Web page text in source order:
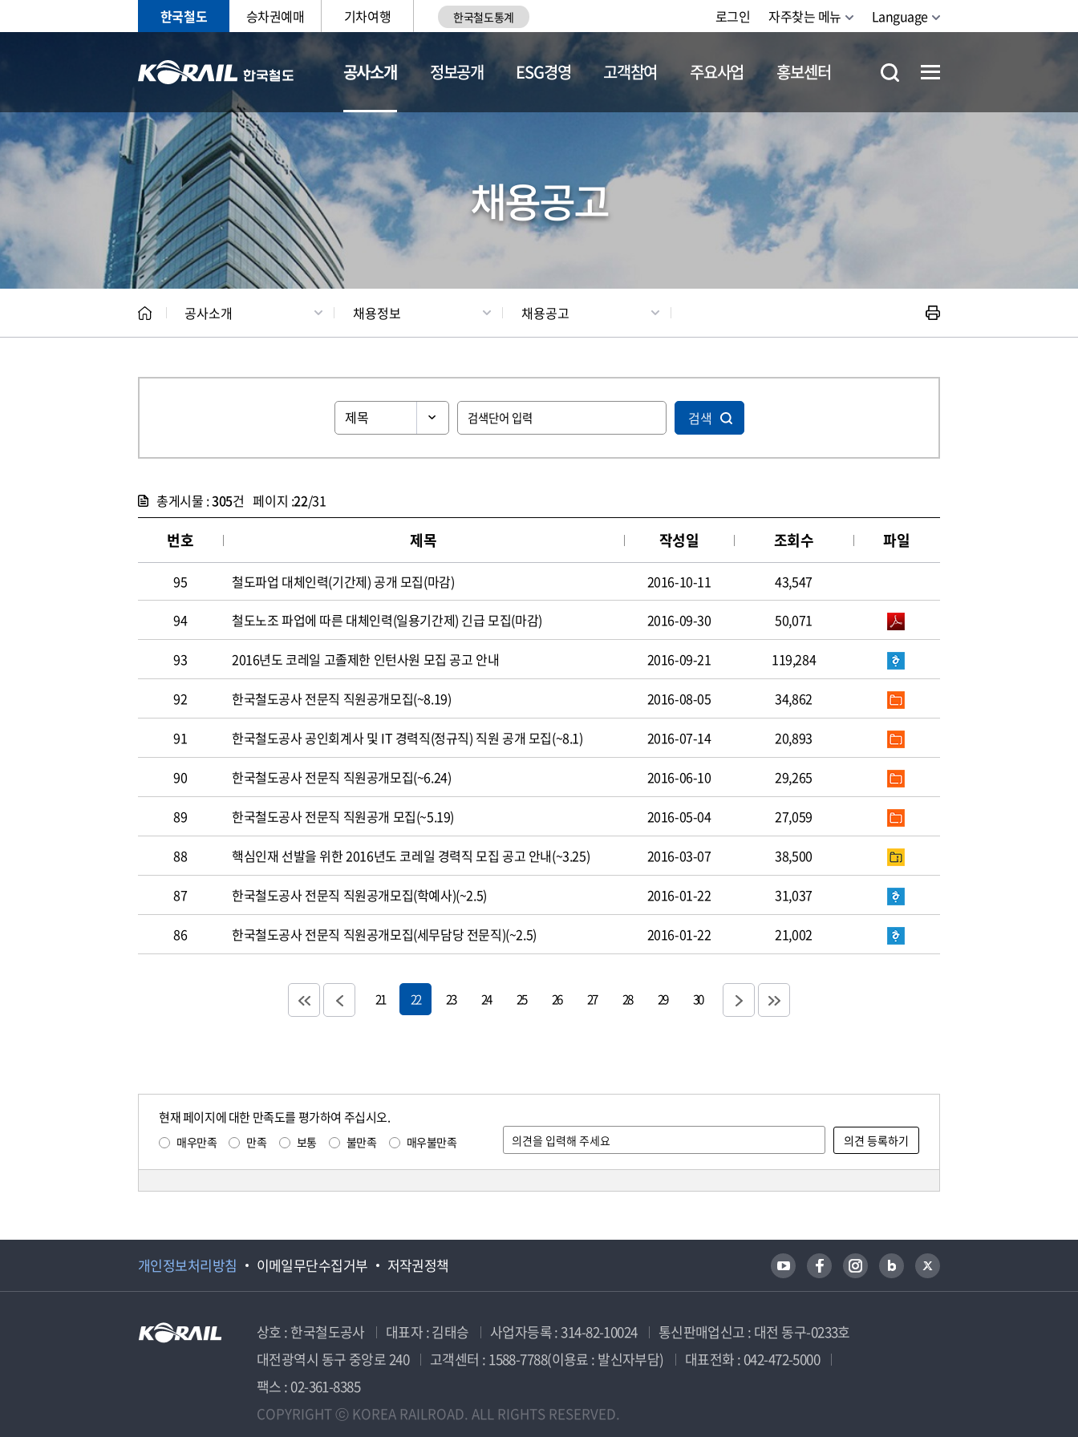
한국철도 승차권예매 기차여행 한국철도통계 로그인 자주찾는 메뉴 Language
공사소개
CEO 일반현황 채용정보
정보공개 ESG경영 고객참여 주요사업 홍보센터
채용공고
공사소개 채용정보 채용공고
검색
총게시물 :305건 페이지 :22/31
번호 제목 작성일 조회수 파일
95 철도파업 대체인력(기간제) 공개 모집(마감) 2016-10-11
43,547
94
철도노조 파업에 따른 대체인력(일용기간제) 긴급 모집(마감) 2016-09-30 50,071
93 2016년도 코레일 고졸제한 인턴사원 모집 공고 안내 2016-09-21 119,284
92 한국철도공사 전문직 직원공개모집(~8.19) 2016-08-05 34,862
91 한국철도공사 공인회계사 및 IT 경력직(정규직) 직원 공개 모집(~8.1) 2016-07-14 20,893
90 한국철도공사 전문직 직원공개모집(~6.24) 2016-06-10 29,265
89 한국철도공사 전문직 직원공개 모집(~5.19) 2016-05-04 27,059
88 핵심인재 선발을 위한 2016년도 코레일 경력직 모집 공고 안내(~3.25) 2016-03-07 38,500
87 한국철도공사 전문직 직원공개모집(학예사)(~2.5) 2016-01-22 31,037
86 한국철도공사 전문직 직원공개모집(세무담당 전문직)(~2.5) 2016-01-22 21,002
21 22 23 24 25 26 27 28 29 30
현재 페이지에 대한 만족도를 평가하여 주십시오.
매우만족 만족 보통 불만족 매우불만족
개인정보처리방침 이메일무단수집거부 저작권정책
상호 : 한국철도공사 대표자 : 김태승 사업자등록 : 314-82-10024
통신판매업신고 : 대전 동구-0233호
대전광역시 동구 중앙로 240
고객센터 : 1588-7788(이용료 : 발신자부담)
대표전화 : 042-472-5000
팩스 : 02-361-8385
COPYRIGHT ⓒ KOREA RAILROAD. ALL RIGHTS RESERVED.